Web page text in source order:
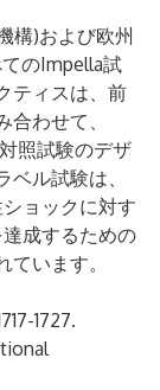
構)および欧州
のImpella試
ティスは、前
わせて、
照試験のデザ
ル試験は、
ョックに対す
成するための
います。
1727.